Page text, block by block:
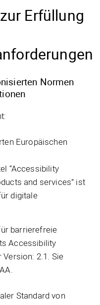
Erfüllung
Normen
Europäischen
“Accessibility
and services” ist
digitale
barrierefreie
Accessibility
Version: 2.1. Sie
Standard von